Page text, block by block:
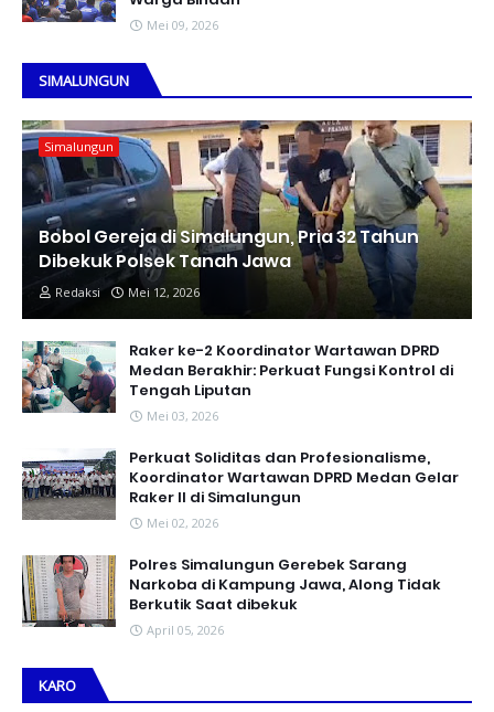
Mei 09, 2026
SIMALUNGUN
Simalungun
Bobol Gereja di Simalungun, Pria 32 Tahun
Dibekuk Polsek Tanah Jawa
Redaksi Mei 12, 2026
Raker ke-2 Koordinator Wartawan DPRD
Medan Berakhir: Perkuat Fungsi Kontrol di
Tengah Liputan
Mei 03, 2026
Perkuat Soliditas dan Profesionalisme,
Koordinator Wartawan DPRD Medan Gelar
Raker II di Simalungun
Mei 02, 2026
Polres Simalungun Gerebek Sarang
Narkoba di Kampung Jawa, Along Tidak
Berkutik Saat dibekuk
April 05, 2026
KARO